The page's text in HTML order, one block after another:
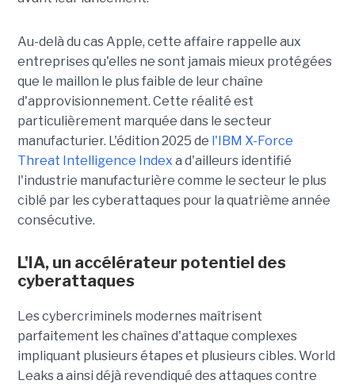
Au-delà du cas Apple, cette affaire rappelle aux
entreprises qu'elles ne sont jamais mieux protégées
que le maillon le plus faible de leur chaîne
d'approvisionnement. Cette réalité est
particulièrement marquée dans le secteur
manufacturier. L'édition 2025 de l'IBM X-Force
Threat Intelligence Index a d'ailleurs identifié
l'industrie manufacturière comme le secteur le plus
ciblé par les cyberattaques pour la quatrième année
consécutive.
L'IA, un accélérateur potentiel des
cyberattaques
Les cybercriminels modernes maîtrisent
parfaitement les chaînes d'attaque complexes
impliquant plusieurs étapes et plusieurs cibles. World
Leaks a ainsi déjà revendiqué des attaques contre